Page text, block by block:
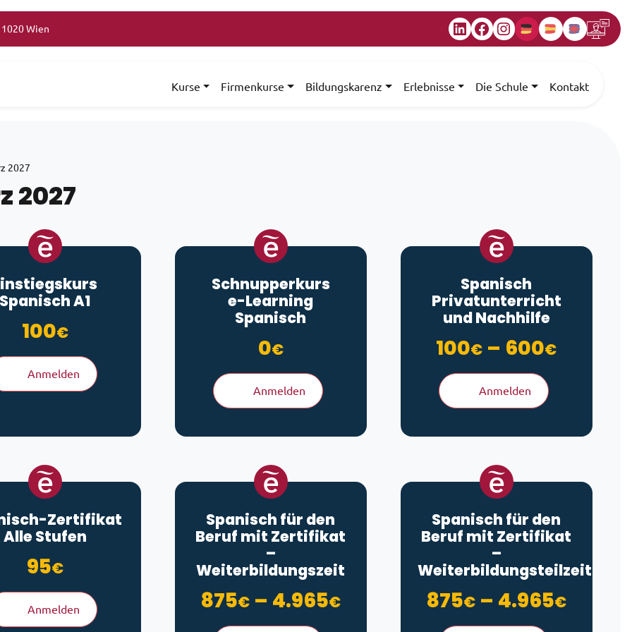
Wien LinkedIn
Facebook
Instagram
Kurse Firmenkurse Bildungskarenz Erlebnisse Die Schule Kontakt
2027
2027
Spanisch A1
100€
Anmelden
Schnupperkurs
e-Learning
Spanisch
0€
Anmelden
Spanisch
Privatunterricht
und Nachhilfe
100€ – 600€
Anmelden
Zertifikat
Alle Stufen
95€
Anmelden
Spanisch für den
Beruf mit Zertifikat
–
Weiterbildungszeit
875€ – 4.965€Preisspanne: 875€ bis
Spanisch für den
Beruf mit Zertifikat
–
Weiterbildungsteilzeit
875€ – 4.965€